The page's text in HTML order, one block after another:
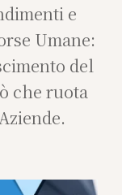
e
Umane:
del
che ruota